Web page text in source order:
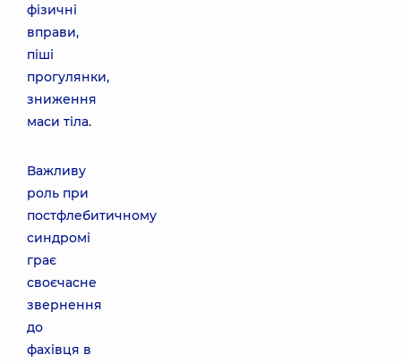
фізичні
вправи,
піші
прогулянки,
зниження
маси тіла.
Важливу
роль при
постфлебитичному
синдромі
грає
своєчасне
звернення
до
фахівця в